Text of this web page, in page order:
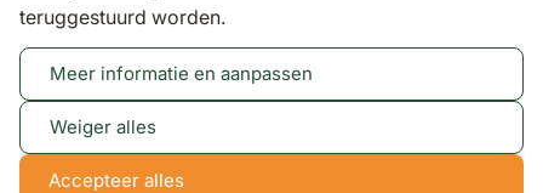
teruggestuurd worden.
Meer informatie en aanpassen
Weiger alles
Accepteer alles
Klantscore
Tuintafels
4 Seasons Outdoor Lucas dining
tuintafel 240 x 100 cm
4 Seasons Outdoor Lucas dining tuintafel 240 x 100
cm